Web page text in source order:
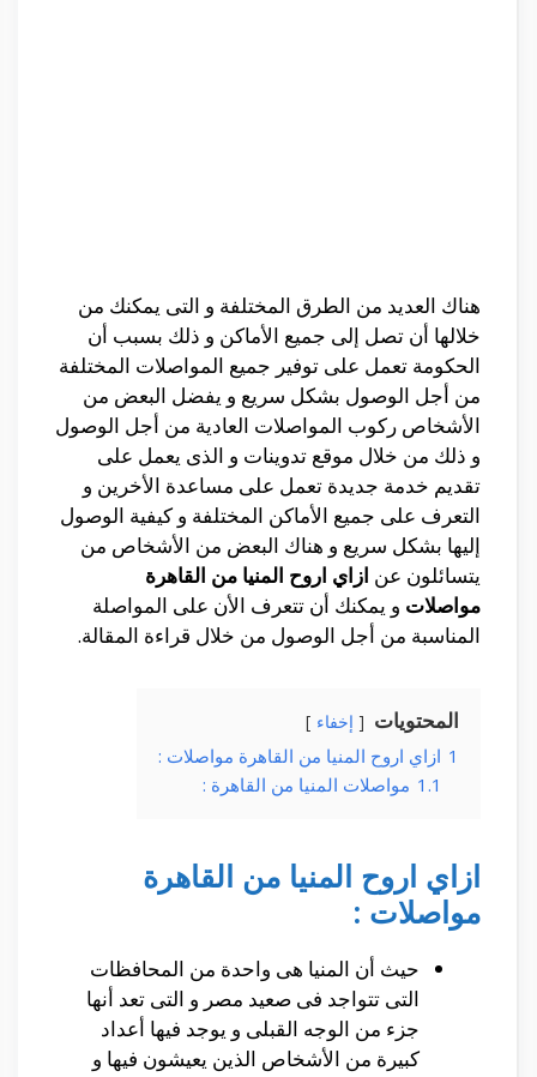
هناك العديد من الطرق المختلفة و التى يمكنك من
خلالها أن تصل إلى جميع الأماكن و ذلك بسبب أن
الحكومة تعمل على توفير جميع المواصلات المختلفة
من أجل الوصول بشكل سريع و يفضل البعض من
الأشخاص ركوب المواصلات العادية من أجل الوصول
و ذلك من خلال موقع تدوينات و الذى يعمل على
تقديم خدمة جديدة تعمل على مساعدة الأخرين و
التعرف على جميع الأماكن المختلفة و كيفية الوصول
إليها بشكل سريع و هناك البعض من الأشخاص من
يتسائلون عن ازاي اروح المنيا من القاهرة
مواصلات و يمكنك أن تتعرف الأن على المواصلة
المناسبة من أجل الوصول من خلال قراءة المقالة.
المحتويات إخفاء
1 ازاي اروح المنيا من القاهرة مواصلات :
1.1 مواصلات المنيا من القاهرة :
ازاي اروح المنيا من القاهرة
مواصلات :
حيث أن المنيا هى واحدة من المحافظات
التى تتواجد فى صعيد مصر و التى تعد أنها
جزء من الوجه القبلى و يوجد فيها أعداد
كبيرة من الأشخاص الذين يعيشون فيها و